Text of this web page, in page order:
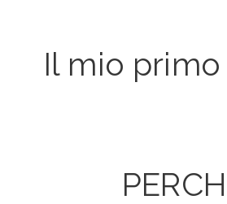
Il mio